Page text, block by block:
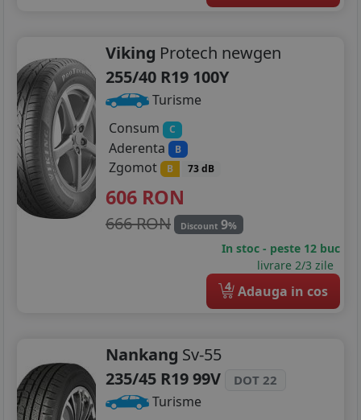
Viking Protech newgen
255/40 R19 100Y
Turisme
Consum
C
Aderenta B
Zgomot B 73 dB
606 RON
666 RON Discount 9%
In stoc - peste 12 buc
livrare 2/3 zile
4 Adauga in cos
Nankang Sv-55
235/45 R19 99V
DOT 22
Turisme